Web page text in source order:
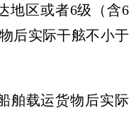
地区或者6级（含6
后实际干舷不小于
舶载运货物后实际